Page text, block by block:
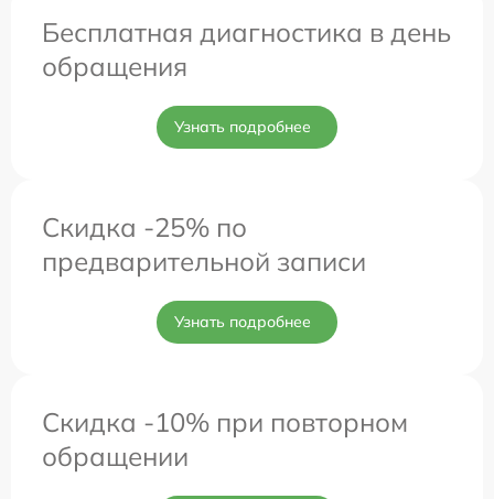
Бесплатная диагностика в день
обращения
Узнать подробнее
Скидка -25% по
предварительной записи
Узнать подробнее
Скидка -10% при повторном
обращении